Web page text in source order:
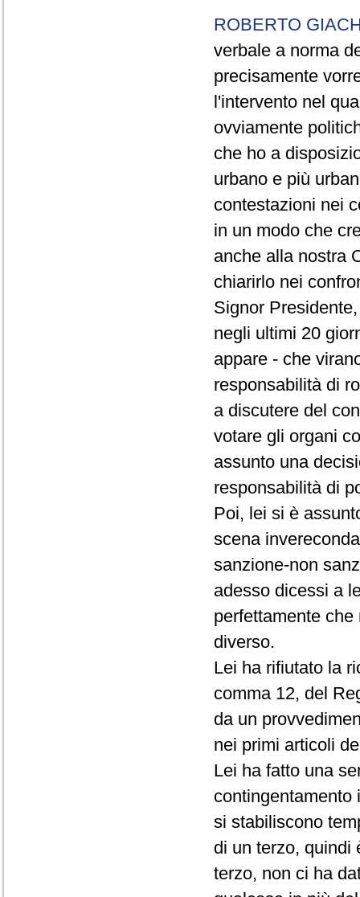
ROBERTO
verbale a norma
precisamente
l'intervento nel
ovviamente
che ho a
urbano e più
contestazioni nei
in un modo che
anche alla nostra
chiarirlo nei
Signor
negli ultimi 20
appare - che
responsabilità di
a discutere del
votare gli organi
assunto una
responsabilità di
Poi, lei si è
scena
sanzione-non
adesso dicessi a
perfettamente
diverso.
Lei ha rifiutato la
comma 12, del
da un
nei primi articoli
Lei ha fatto una
contingentamento
si stabiliscono
di un terzo, quindi
terzo, non ci ha